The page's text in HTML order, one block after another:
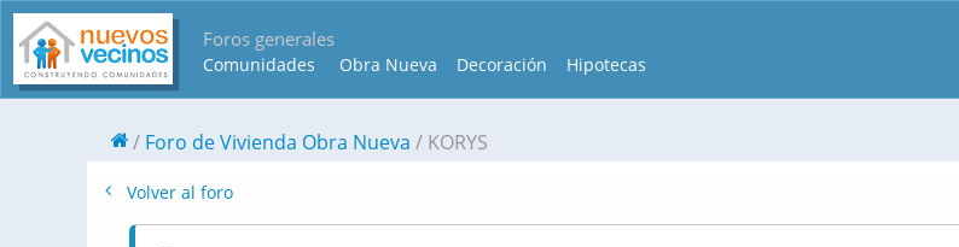
Foros generales
Comunidades Obra Nueva Decoración Hipotecas
Foro de Vivienda Obra Nueva KORYS
Volver al foro